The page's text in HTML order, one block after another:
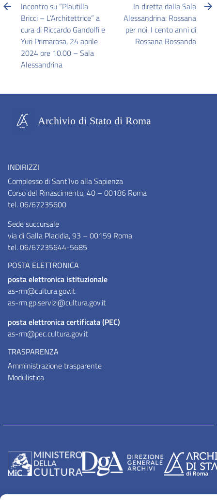
Incontro su “Plautilla
Bricci – L’Architettrice” a
cura di Riccardo Gandolfi e
Yuri Primarosa, 24 aprile
2024 ore 10.00 – Sala
Alessandrina
In diretta dalla Sala
Alessandrina: Rossana
per noi. I cento anni di
Rossana Rossanda
Archivio di Stato di Roma
INDIRIZZI
Complesso di Sant’Ivo alla Sapienza
Corso del Rinascimento, 40 – 00186 Roma
tel. 06/67235600
Sede succursale
via di Galla Placidia, 93 – 00159 Roma
tel. 06/67235644-5685
POSTA ELETTRONICA
posta elettronica istituzionale
as-rm@cultura.gov.it
as-rm.gp.servizi@cultura.gov.it
posta elettronica certificata (PEC)
as-rm@pec.cultura.gov.it
TRASPARENZA
Amministrazione trasparente
Modulistica